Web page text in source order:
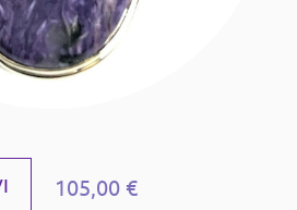
105,00 €